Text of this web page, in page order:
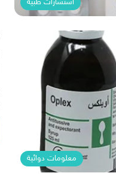
استشارات طبية
معلومات دوائية